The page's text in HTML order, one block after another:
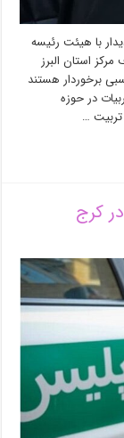
با هیئت رئیسه
استان البرز
برخوردار هستند
در حوزه
تربیت …
کرج